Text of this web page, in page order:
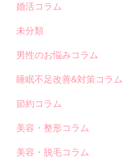
婚活コラム
未分類
男性のお悩みコラム
睡眠不足改善&対策コラム
節約コラム
美容・整形コラム
美容・脱毛コラム